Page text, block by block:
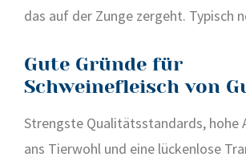
das auf der Zun­ge zer­geht. Typisch
Gute Gründe für
Schweinefleisch von
Strengs­te Qua­li­täts­stan­dards, hohe
ans Tier­wohl und eine lücken­lo­se